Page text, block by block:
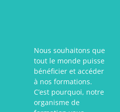
Nous souhaitons que
tout le monde puisse
bénéficier et accéder
à nos formations.
C’est pourquoi, notre
organisme de